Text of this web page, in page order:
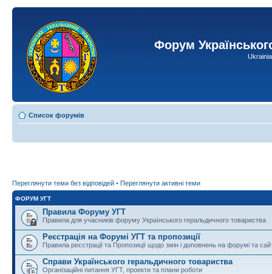
Форум
Список форумів
Переглянути теми без відповідей • Переглянути активні теми
ФОРУМ УГТ
Правила Форуму УГТ
Правила для учасників форуму Українського геральдичного товариства
Реєстрація на Форумі УГТ та пропозиції
Правила реєстрації та Пропозиції щодо змін і доповнень на форумі та
Справи Українського геральдичного товариства
Організаційні питання УГТ, проекти та плани роботи